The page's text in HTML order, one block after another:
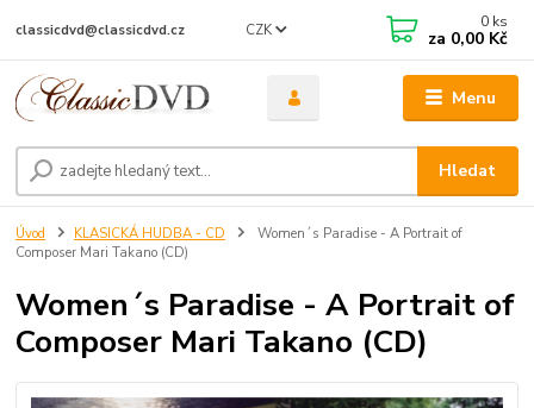
Menu
CZK
Hledat
classicdvd@classicdvd.cz 0 ks
za 0,00 Kč
Úvod KLASICKÁ HUDBA - CD
Women´s Paradise - A Portrait of
Composer Mari Takano (CD)
Women´s Paradise - A Portrait of
Composer Mari Takano (CD)